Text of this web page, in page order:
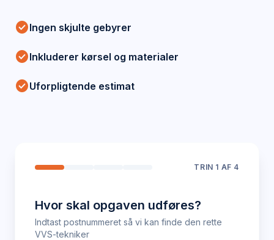
check_circleIngen skjulte gebyrer
check_circleInkluderer kørsel og materialer
check_circleUforpligtende estimat
TRIN 1 AF 4
Hvor skal opgaven udføres?
Indtast postnummeret så vi kan finde den rette
VVS-tekniker